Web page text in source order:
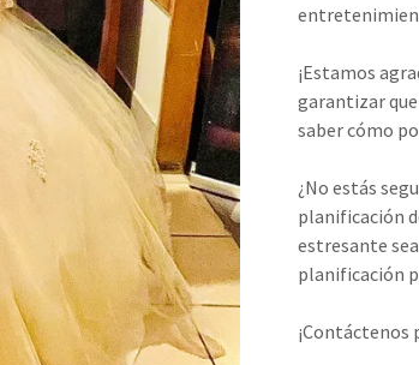
¡Estamos
garantizar
saber cómo
¿No estás
planificación
estresante
planificación
¡Contáctenos